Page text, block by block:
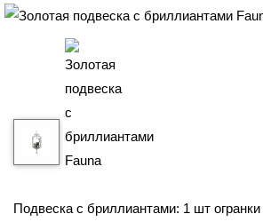
Подвеска с бриллиантами: 1 шт огранки